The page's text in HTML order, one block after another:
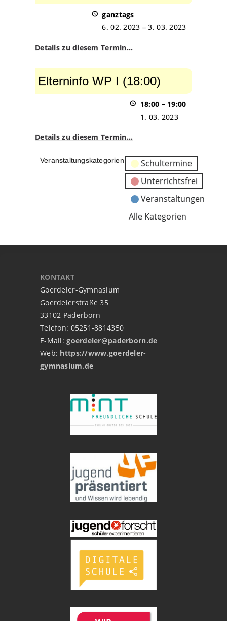
ganztags
6. 02. 2023 –3. 03. 2023
Details zu diesem Termin…
Elterninfo
WP
Elterninfo WP I (18:00)
18:00 – 19:00
1. 03. 2023
Details zu diesem Termin…
Veranstaltungskategorien
Schultermine
Unterrichtsfrei
Veranstaltungen
Alle Kategorien
KONTAKT
Goerdeler-Gymnasium
Goerdelerstraße 35
33102 Paderborn
Telefon: 05251-8814350
E-Mail:goerdeler@paderborn.de
Web: https://www.goerdeler-
gymnasium.de